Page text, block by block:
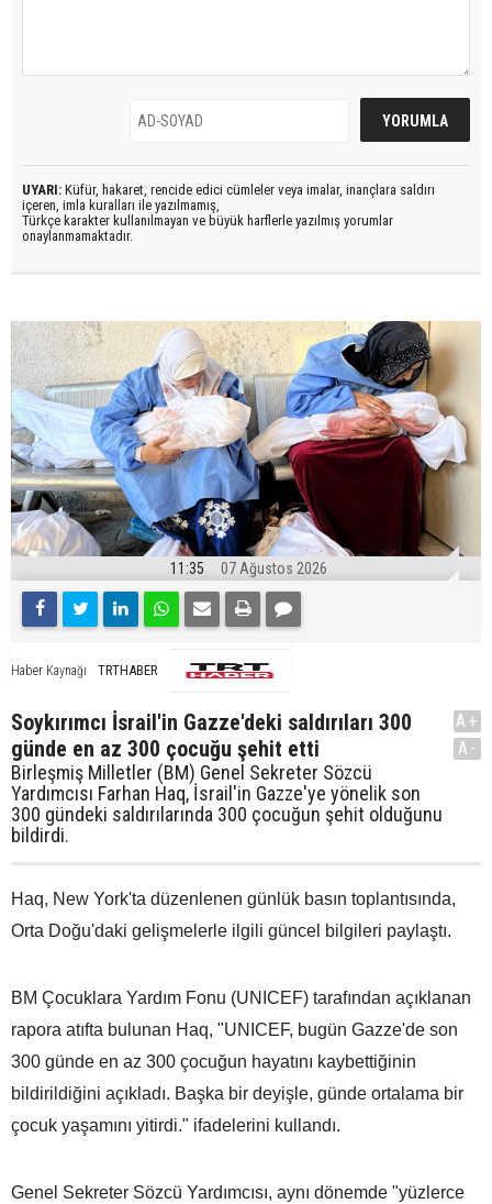
UYARI: Küfür, hakaret, rencide edici cümleler veya imalar, inançlara saldırı
içeren, imla kuralları ile yazılmamış,
Türkçe karakter kullanılmayan ve büyük harflerle yazılmış yorumlar
onaylanmamaktadır.
11:35 07 Ağustos 2026
Haber Kaynağı TRTHABER
Soykırımcı İsrail'in Gazze'deki saldırıları 300
günde en az 300 çocuğu şehit etti
Birleşmiş Milletler (BM) Genel Sekreter Sözcü
Yardımcısı Farhan Haq, İsrail'in Gazze'ye yönelik son
300 gündeki saldırılarında 300 çocuğun şehit olduğunu
bildirdi.
A+
A-
Haq, New York'ta düzenlenen günlük basın toplantısında,
Orta Doğu'daki gelişmelerle ilgili güncel bilgileri paylaştı.
BM Çocuklara Yardım Fonu (UNICEF) tarafından açıklanan
rapora atıfta bulunan Haq, "UNICEF, bugün Gazze'de son
300 günde en az 300 çocuğun hayatını kaybettiğinin
bildirildiğini açıkladı. Başka bir deyişle, günde ortalama bir
çocuk yaşamını yitirdi." ifadelerini kullandı.
Genel Sekreter Sözcü Yardımcısı, aynı dönemde "yüzlerce